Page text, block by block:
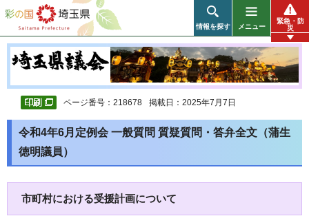
彩の国 埼玉県
情報を探す メニュー
緊急・防
災
ページ番号：218678 掲載日：2025年7月7日
令和4年6月定例会 一般質問 質疑質問・答弁全文（蒲生
徳明議員）
市町村における受援計画について